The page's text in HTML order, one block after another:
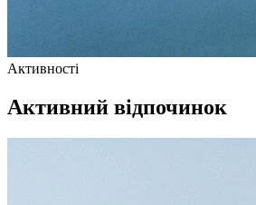
Активності
Активний відпочинок